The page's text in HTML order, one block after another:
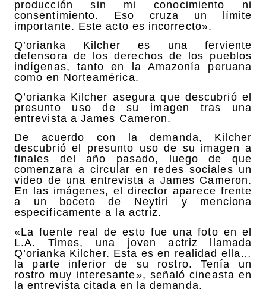
producción sin mi conocimiento ni
consentimiento. Eso cruza un límite
importante. Este acto es incorrecto».
Q’orianka Kilcher es una ferviente
defensora de los derechos de los pueblos
indígenas, tanto en la Amazonía peruana
como en Norteamérica.
Q’orianka Kilcher asegura que descubrió el
presunto uso de su imagen tras una
entrevista a James Cameron.
De acuerdo con la demanda, Kilcher
descubrió el presunto uso de su imagen a
finales del año pasado, luego de que
comenzara a circular en redes sociales un
video de una entrevista a James Cameron.
En las imágenes, el director aparece frente
a un boceto de Neytiri y menciona
específicamente a la actriz.
«La fuente real de esto fue una foto en el
L.A. Times, una joven actriz llamada
Q’orianka Kilcher. Esta es en realidad ella…
la parte inferior de su rostro. Tenía un
rostro muy interesante», señaló cineasta en
la entrevista citada en la demanda.